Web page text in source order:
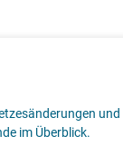
und
im Überblick.